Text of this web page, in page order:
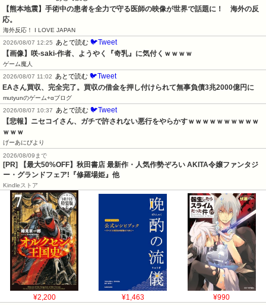
【熊本地震】手術中の患者を全力で守る医師の映像が世界で話題に！　海外の反
応。
海外反応！ I LOVE JAPAN
2026/08/07 12:25
あとで読む 🐦Tweet
【画像】咲-saki-作者、ようやく『奇乳』に気付くｗｗｗｗ
ゲーム魔人
2026/08/07 11:02
あとで読む 🐦Tweet
EAさん買収、完全完了。買収の借金を押し付けられて無事負債3兆2000億円に
mutyunのゲーム+αブログ
2026/08/07 10:37
あとで読む 🐦Tweet
【悲報】ニセコイさん、ガチで許されない悪行をやらかすｗｗｗｗｗｗｗｗｗｗ
ｗｗｗ
げーあにびより
2026/08/09まで
[PR] 【最大50%OFF】秋田書店 最新作・人気作勢ぞろい AKITA令嬢ファンタジ
ー・グランドフェア!『修羅場姫』他
Kindleストア
¥2,200 ¥1,463 ¥990